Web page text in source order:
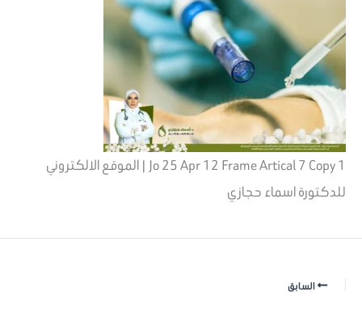
Jo 25 Apr 12 Frame Artical 7 Copy 1 | الموقع الالكتروني
للدكتورة اسماء حجازي
السابق